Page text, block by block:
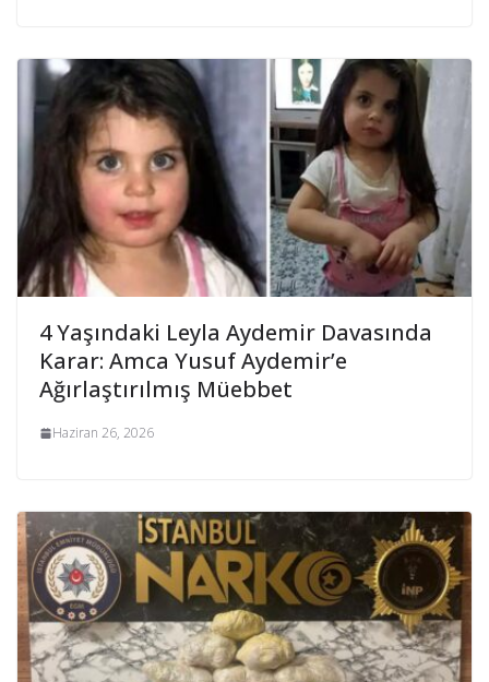
4 Yaşındaki Leyla Aydemir Davasında
Karar: Amca Yusuf Aydemir’e
Ağırlaştırılmış Müebbet
Haziran 26, 2026